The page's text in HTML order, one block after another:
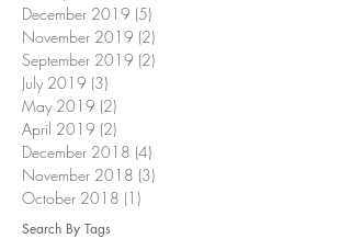
December 2019 (5)
November 2019 (2)
September 2019 (2)
July 2019 (3)
May 2019 (2)
April 2019 (2)
December 2018 (4)
November 2018 (3)
October 2018 (1)
Search By Tags